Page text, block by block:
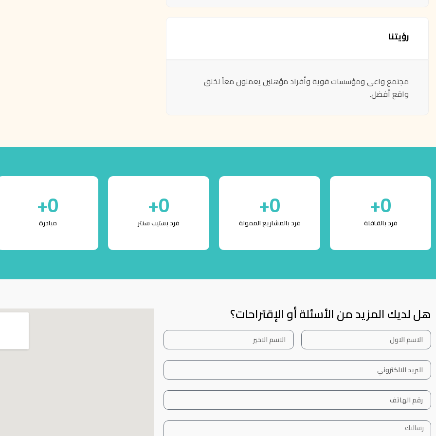
رؤيتنا
مجتمع واعى ومؤسسات قوية وأفراد مؤهلين يعملون معاً لخلق
واقع أفضل.
فرد بالقافلة
0
+ فرد بالمشاريع الممولة
0
+ فرد بستيب سنتر
0
+ مبادرة
0
+
هل لديك المزيد من الأسئلة أو الإقتراحات؟